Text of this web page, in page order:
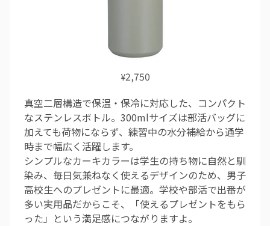
¥2,750
真空二層構造で保温・保冷に対応した、コンパクト
なステンレスボトル。300mlサイズは部活バッグに
加えても荷物にならず、練習中の水分補給から通学
時まで幅広く活躍します。
シンプルなカーキカラーは学生の持ち物に自然と馴
染み、毎日気兼ねなく使えるデザインのため、男子
高校生へのプレゼントに最適。学校や部活で出番が
多い実用品だからこそ、「使えるプレゼントをもら
った」という満足感につながりますよ。